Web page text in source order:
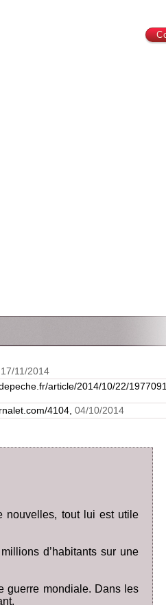
17/11/2014
article/2014/10/22/1977091,
4104, 04/10/2014
nouvelles, tout lui est utile
d’habitants sur une
guerre mondiale. Dans les